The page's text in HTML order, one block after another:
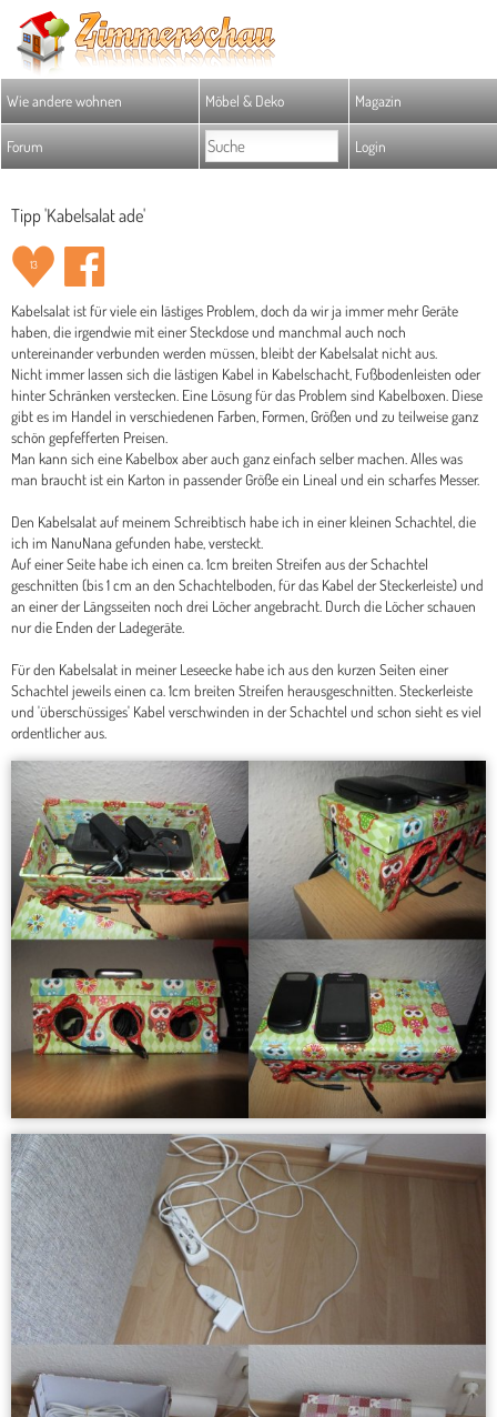
Wie andere wohnen Möbel & Deko Magazin
Forum Login
Tipp 'Kabelsalat ade'
13
Kabelsalat ist für viele ein lästiges Problem, doch da wir ja immer mehr Geräte
haben, die irgendwie mit einer Steckdose und manchmal auch noch
untereinander verbunden werden müssen, bleibt der Kabelsalat nicht aus.
Nicht immer lassen sich die lästigen Kabel in Kabelschacht, Fußbodenleisten oder
hinter Schränken verstecken. Eine Lösung für das Problem sind Kabelboxen. Diese
gibt es im Handel in verschiedenen Farben, Formen, Größen und zu teilweise ganz
schön gepfefferten Preisen.
Man kann sich eine Kabelbox aber auch ganz einfach selber machen. Alles was
man braucht ist ein Karton in passender Größe ein Lineal und ein scharfes Messer.
Den Kabelsalat auf meinem Schreibtisch habe ich in einer kleinen Schachtel, die
ich im NanuNana gefunden habe, versteckt.
Auf einer Seite habe ich einen ca. 1cm breiten Streifen aus der Schachtel
geschnitten (bis 1 cm an den Schachtelboden, für das Kabel der Steckerleiste) und
an einer der Längsseiten noch drei Löcher angebracht. Durch die Löcher schauen
nur die Enden der Ladegeräte.
Für den Kabelsalat in meiner Leseecke habe ich aus den kurzen Seiten einer
Schachtel jeweils einen ca. 1cm breiten Streifen herausgeschnitten. Steckerleiste
und 'überschüssiges' Kabel verschwinden in der Schachtel und schon sieht es viel
ordentlicher aus.